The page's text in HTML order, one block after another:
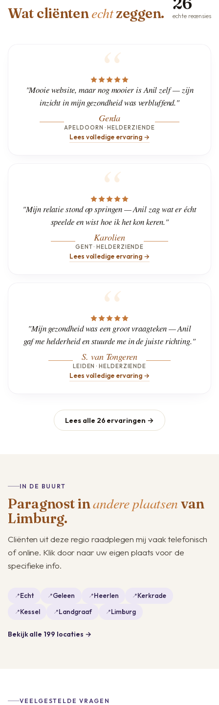
Wat cliëntenechtzeggen. echte recensies
"Mooie website, maar nog mooier is Anil zelf — zijn
inzicht in mijn gezondheid was verbluffend."
Gerda
APELDOORN · HELDERZIENDE
Lees volledige ervaring →
"Mijn relatie stond op springen — Anil zag wat er écht
speelde en wist hoe ik het kon keren."
Karolien
GENT · HELDERZIENDE
Lees volledige ervaring →
"Mijn gezondheid was een groot vraagteken — Anil
gaf me helderheid en stuurde me in de juiste richting."
S. van Tongeren
LEIDEN · HELDERZIENDE
Lees volledige ervaring →
Lees alle 26 ervaringen →
IN DE BUURT
Paragnost inandere plaatsen van
Limburg.
Cliënten uit deze regio raadplegen mij vaak telefonisch
of online. Klik door naar uw eigen plaats voor de
specifieke info.
Echt Geleen Heerlen
Kerkrade
Kessel
Landgraaf Limburg
Bekijk alle 199 locaties →
VEELGESTELDE VRAGEN